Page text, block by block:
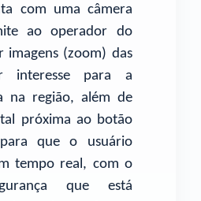
com uma câmera
ao operador do
imagens (zoom) das
interesse para a
na região, além de
próxima ao botão
que o usuário
tempo real, com o
que está